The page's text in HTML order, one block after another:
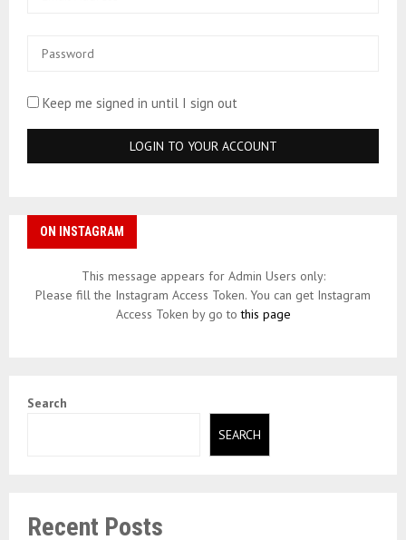
Keep me signed in until I sign out
ON INSTAGRAM
This message appears for Admin Users only:
Please fill the Instagram Access Token. You can get Instagram
Access Token by go tothis page
Search
SEARCH
Recent Posts